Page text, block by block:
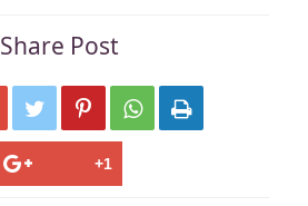
Share Post
   